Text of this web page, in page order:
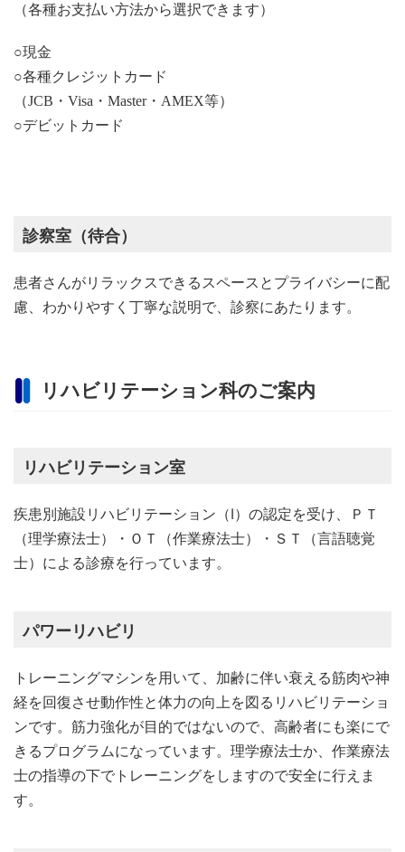
（各種お支払い方法から選択できます）
○現金
○各種クレジットカード
（JCB・Visa・Master・AMEX等）
○デビットカード
診察室（待合）
患者さんがリラックスできるスペースとプライバシーに配
慮、わかりやすく丁寧な説明で、診察にあたります。
リハビリテーション科のご案内
リハビリテーション室
疾患別施設リハビリテーション（Ⅰ）の認定を受け、ＰＴ
（理学療法士）・ＯＴ（作業療法士）・ＳＴ（言語聴覚
士）による診療を行っています。
パワーリハビリ
トレーニングマシンを用いて、加齢に伴い衰える筋肉や神
経を回復させ動作性と体力の向上を図るリハビリテーショ
ンです。筋力強化が目的ではないので、高齢者にも楽にで
きるプログラムになっています。理学療法士か、作業療法
士の指導の下でトレーニングをしますので安全に行えま
す。